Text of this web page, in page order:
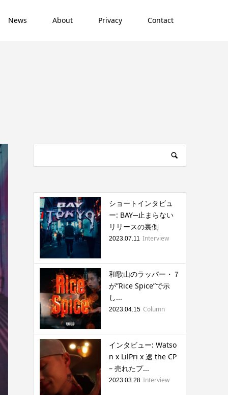
News About Privacy Contact
ショートインタビュ
ー: BAY─止まらない
リリースの裏側
2023.07.11 Interview
和歌山のラッパー・７
が”Rice Spice”で示
し...
2023.04.15 Column
インタビュー: Watso
n x LilPri x 遼 the CP
– 売れたプ...
2023.03.28 Interview